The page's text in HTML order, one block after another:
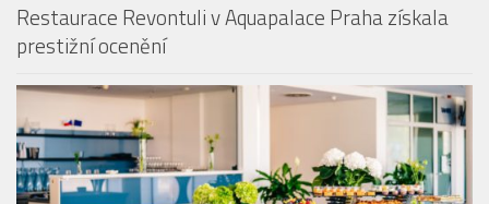
Restaurace Revontuli v Aquapalace Praha získala
prestižní ocenění